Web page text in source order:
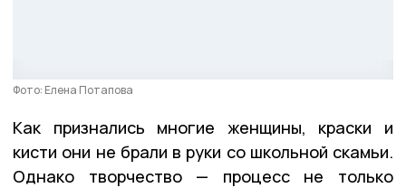
Фото: Елена Потапова
Как признались многие женщины, краски и
кисти они не брали в руки со школьной скамьи.
Однако творчество — процесс не только